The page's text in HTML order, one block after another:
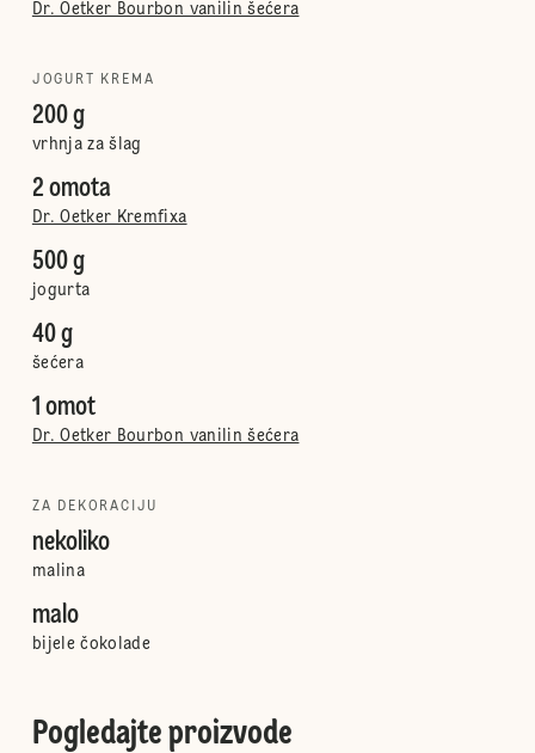
Dr. Oetker Bourbon vanilin šećera
JOGURT KREMA
200 g
vrhnja za šlag
2 omota
Dr. Oetker Kremfixa
500 g
jogurta
40 g
šećera
1 omot
Dr. Oetker Bourbon vanilin šećera
ZA DEKORACIJU
nekoliko
malina
malo
bijele čokolade
Pogledajte proizvode